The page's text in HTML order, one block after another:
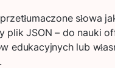
słowa
plik JSON – do nauki
edukacyjnych lub